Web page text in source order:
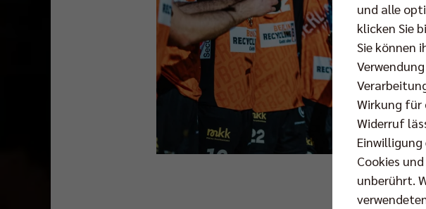
und alle
klicken Sie
Sie können
Wirkung für
Widerruf
Cookies
unberührt.